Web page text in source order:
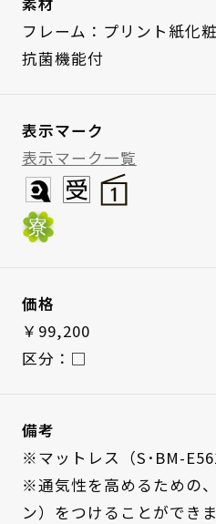
フレーム：プリント紙化
抗菌機能付
表示マーク
表示マーク一覧
価格
￥99,200
区分：□
備考
※マットレス（S･BM-
※通気性を高めるための
ン）をつけることができま